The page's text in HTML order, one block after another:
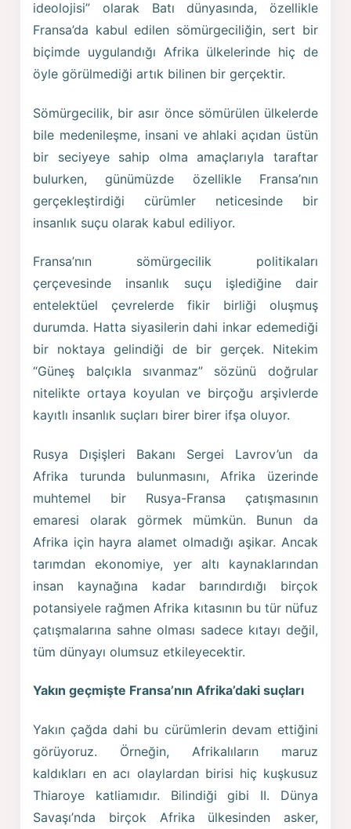
ideolojisi” olarak Batı dünyasında, özellikle
Fransa’da kabul edilen sömürgeciliğin, sert bir
biçimde uygulandığı Afrika ülkelerinde hiç de
öyle görülmediği artık bilinen bir gerçektir.
Sömürgecilik, bir asır önce sömürülen ülkelerde
bile medenileşme, insani ve ahlaki açıdan üstün
bir seciyeye sahip olma amaçlarıyla taraftar
bulurken, günümüzde özellikle Fransa’nın
gerçekleştirdiği cürümler neticesinde bir
insanlık suçu olarak kabul ediliyor.
Fransa’nın sömürgecilik politikaları
çerçevesinde insanlık suçu işlediğine dair
entelektüel çevrelerde fikir birliği oluşmuş
durumda. Hatta siyasilerin dahi inkar edemediği
bir noktaya gelindiği de bir gerçek. Nitekim
“Güneş balçıkla sıvanmaz” sözünü doğrular
nitelikte ortaya koyulan ve birçoğu arşivlerde
kayıtlı insanlık suçları birer birer ifşa oluyor.
Rusya Dışişleri Bakanı Sergei Lavrov’un da
Afrika turunda bulunmasını, Afrika üzerinde
muhtemel bir Rusya-Fransa çatışmasının
emaresi olarak görmek mümkün. Bunun da
Afrika için hayra alamet olmadığı aşikar. Ancak
tarımdan ekonomiye, yer altı kaynaklarından
insan kaynağına kadar barındırdığı birçok
potansiyele rağmen Afrika kıtasının bu tür nüfuz
çatışmalarına sahne olması sadece kıtayı değil,
tüm dünyayı olumsuz etkileyecektir.
Yakın geçmişte Fransa’nın Afrika’daki suçları
Yakın çağda dahi bu cürümlerin devam ettiğini
görüyoruz. Örneğin, Afrikalıların maruz
kaldıkları en acı olaylardan birisi hiç kuşkusuz
Thiaroye katliamıdır. Bilindiği gibi II. Dünya
Savaşı’nda birçok Afrika ülkesinden asker,